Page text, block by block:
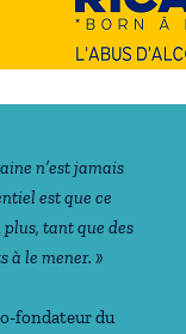
n’est jamais
est que ce
tant que des
à le mener. »
fondateur du